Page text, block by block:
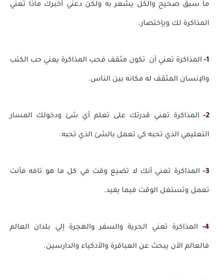
ما سبق صحيح والكل يشعر به ولكن دعني أخبرك ماذا تعني
المذاكرة لك وبإختصار.
1- المذاكرة تعني أن تكون مثقف فحب المذاكرة يعني حب الكتب
والإنسان المثقف له مكانه بين الناس.
2- المذاكرة تعني قدرتك على تعلم أي شئ ودخولك المسار
التعليمي الذي تحبه كي تعمل بالشئ الذي تحبه.
3- المذاكرة تعني أنك لا تضيع وقت في كل ما هو تافه فأنت
تعمل وتستغل الوقت فيما يفيد.
4- المذاكرة تعني الحرية والسفر والهجرة إلي بلدان العالم
فالعالم الأن يبحث عن العباقرة والأذكياء والدارسين.